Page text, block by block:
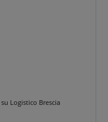
su Logistico Brescia